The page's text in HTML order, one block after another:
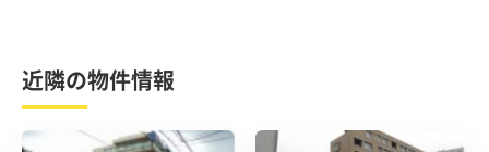
近隣の物件情報